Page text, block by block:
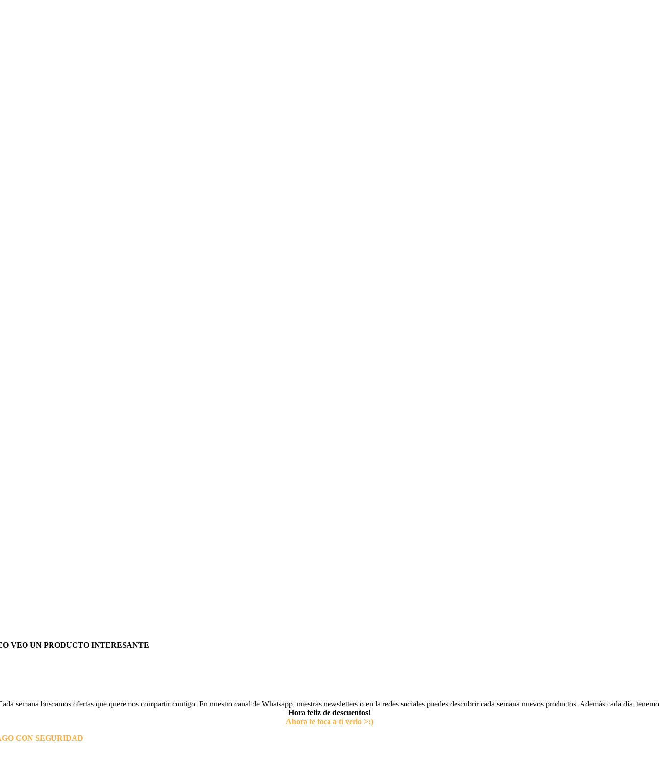
VEO UN PRODUCTO INTERESANTE
semana buscamos ofertas que queremos compartir contigo. En nuestro canal de Whatsapp, nuestras newsletters o en la redes sociales puedes descubrir cada semana nuevos productos. Además cada día,
Hora feliz de descuentos!
Ahora te toca a tí verlo >:)
CON SEGURIDAD